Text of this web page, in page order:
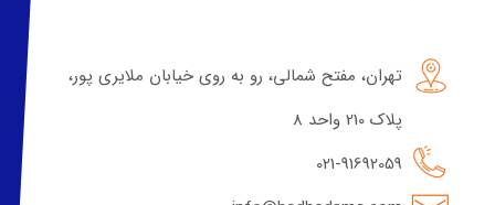
تهران، مفتح شمالی، رو به روی خیابان ملایری پور،
پلاک 210 واحد 8
021-91692059